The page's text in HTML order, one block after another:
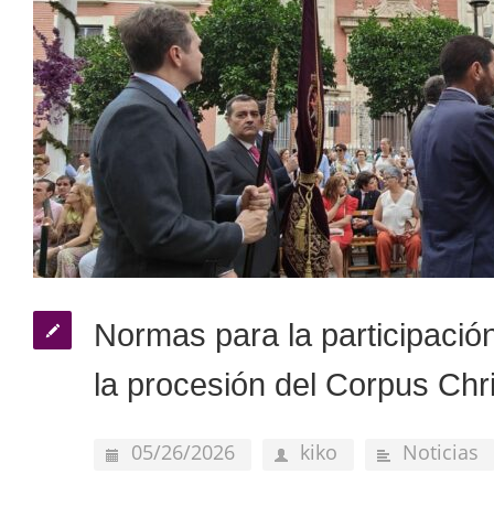
Normas para la
la procesión del Corpus
05/26/2026 kiko Noticias